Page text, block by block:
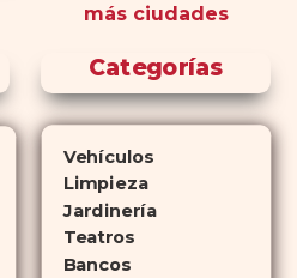
más ciudades
Categorías
Vehículos
Limpieza
Jardinería
Teatros
Bancos